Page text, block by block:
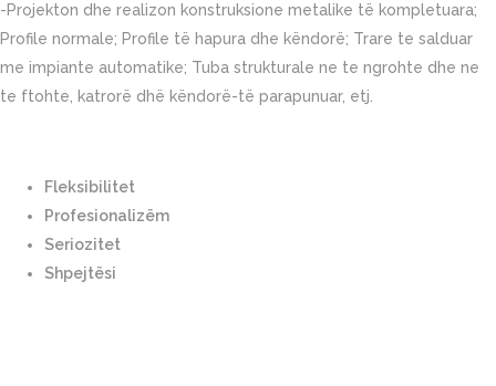
-Projekton dhe realizon konstruksione metalike të kompletuara;
Profile normale; Profile të hapura dhe këndorë; Trare te salduar
me impiante automatike; Tuba strukturale ne te ngrohte dhe ne
te ftohte, katrorë dhë këndorë-të parapunuar, etj.
Fleksibilitet
Profesionalizëm
Seriozitet
Shpejtësi